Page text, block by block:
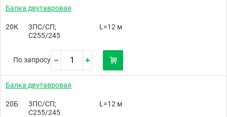
Балка двутавровая
20К
3ПС/СП;
С255/245
L=12 м
По запросу
Балка двутавровая
20Б
3ПС/СП;
С255/245
L=12 м